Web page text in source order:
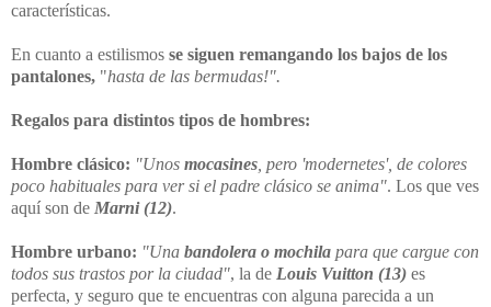
características.
En cuanto a estilismos se siguen remangando los bajos de los
pantalones, "hasta de las bermudas!".
Regalos para distintos tipos de hombres:
Hombre clásico: "Unos mocasines , pero 'modernetes', de colores
poco habituales para ver si el padre clásico se anima". Los que ves
aquí son de Marni (12).
Hombre urbano: "Una bandolera o mochila para que cargue con
todos sus trastos por la ciudad", la de Louis Vuitton (13) es
perfecta, y seguro que te encuentras con alguna parecida a un